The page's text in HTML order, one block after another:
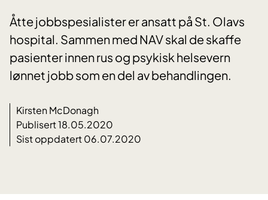
Åtte jobbspesialister er ansatt på St. Olavs
hospital. Sammen med NAV skal de skaffe
pasienter innen rus og psykisk helsevern
lønnet jobb som en del av behandlingen.
Kirsten McDonagh
Publisert 18.05.2020
Sist oppdatert 06.07.2020